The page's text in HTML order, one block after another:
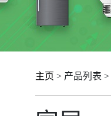
主页 > 产品列表 >